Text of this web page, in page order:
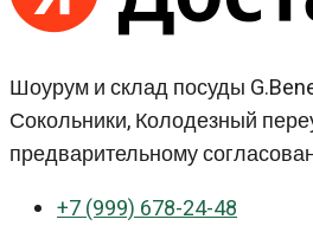
Шоурум и склад посуды
Сокольники, Колодезный
предварительному
+7 (999) 678-24-48